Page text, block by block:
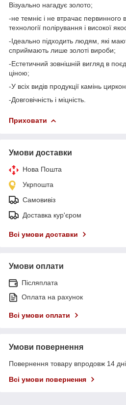
Візуально нагадує золото;
-не темніє і не втрачає первинного
технології полірування і високої
-Ідеально підходить людям, які
сприймають лише золоті вироби;
-Естетичний зовнішній вигляд в
ціною;
-У всіх видів продукції камінь
-Довговічність і міцність.
Приховати
Умови доставки
Нова Пошта
Укрпошта
Самовивіз
Доставка кур'єром
Всі умови доставки
Умови оплати
Післяплата
Оплата на рахунок
Всі умови оплати
Умови повернення
Повернення товару впродовж 14
Всі умови повернення